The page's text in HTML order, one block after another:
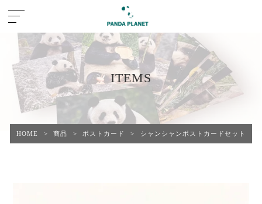
ITEMS
HOME > 商品 > ポストカード > シャンシャンポストカードセット